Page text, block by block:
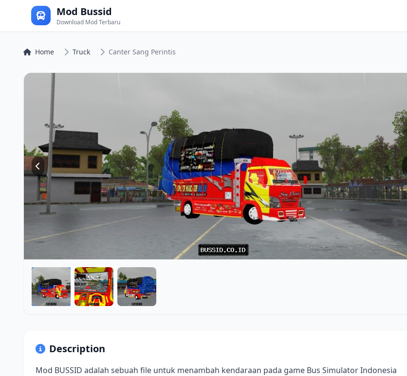
Mod Bussid
Download Mod Terbaru
Home Truck Canter Sang Perintis
Description
Mod BUSSID adalah sebuah file untuk menambah kendaraan pada game Bus Simulator Indonesia